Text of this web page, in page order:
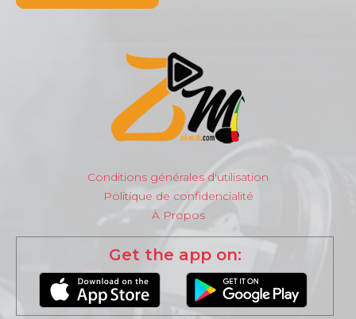
Conditions générales d'utilisation
Politique de confidencialité
À Propos
Get the app on: